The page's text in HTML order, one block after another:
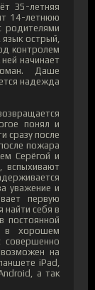
35-летняя
14-летнюю
родителями
острый,
контролем
начинает
Даше
надежда
понял и
сразу после
пожара
Серёгой и
вспыхивают
уважение и
первую
найти себя в
постоянной
в хорошем
совершенно
на
iPad,
а так